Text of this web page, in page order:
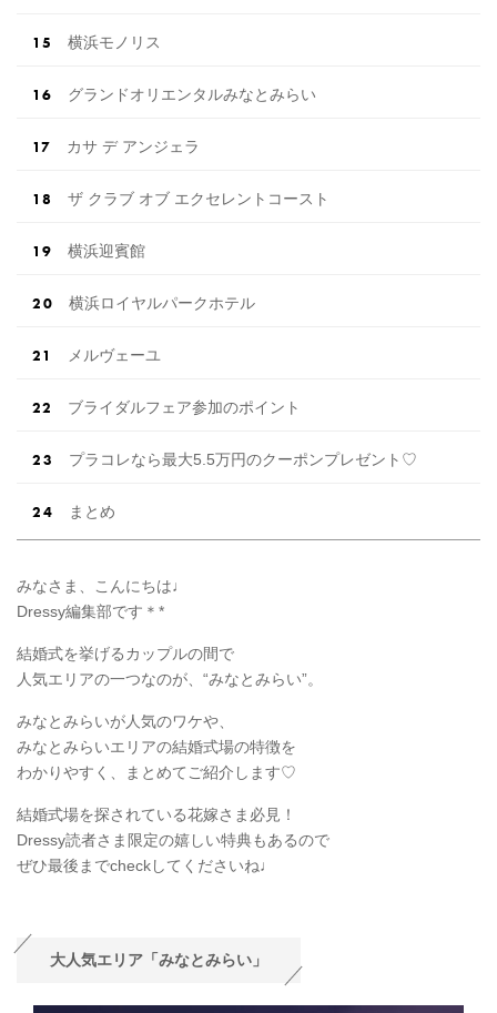
横浜モノリス
グランドオリエンタルみなとみらい
カサ デ アンジェラ
ザ クラブ オブ エクセレントコースト
横浜迎賓館
横浜ロイヤルパークホテル
メルヴェーユ
ブライダルフェア参加のポイント
プラコレなら最大5.5万円のクーポンプレゼント♡
まとめ
みなさま、こんにちは♩
Dressy編集部です＊*
結婚式を挙げるカップルの間で
人気エリアの一つなのが、“みなとみらい”。
みなとみらいが人気のワケや、
みなとみらいエリアの結婚式場の特徴を
わかりやすく、まとめてご紹介します♡
結婚式場を探されている花嫁さま必見！
Dressy読者さま限定の嬉しい特典もあるので
ぜひ最後までcheckしてくださいね♩
大人気エリア「みなとみらい」